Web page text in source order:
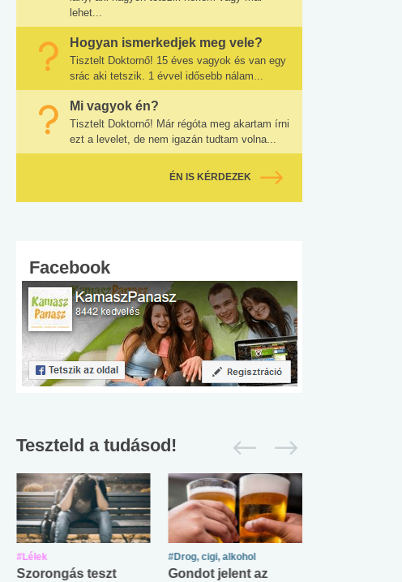
lehet...
Hogyan ismerkedjek meg vele?
Tisztelt Doktornő! 15 éves vagyok és van egy
srác aki tetszik. 1 évvel idősebb nálam...
Mi vagyok én?
Tisztelt Doktornő! Már régóta meg akartam írni
ezt a levelet, de nem igazán tudtam volna...
ÉN IS KÉRDEZEK
Facebook
Teszteld a tudásod!
#Lélek
Szorongás teszt
#Drog, cigi, alkohol
Gondot jelent az